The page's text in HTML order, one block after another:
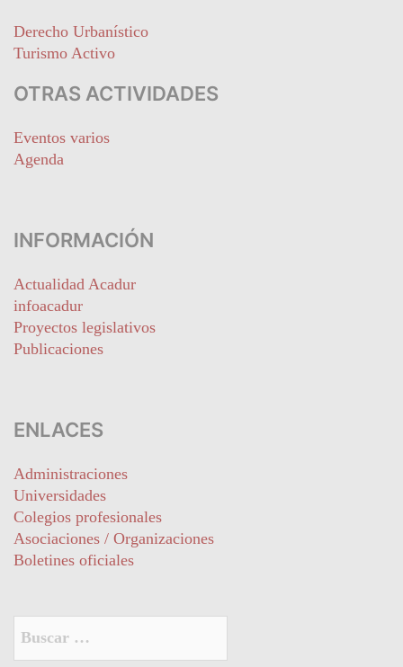
Derecho Urbanístico
Turismo Activo
OTRAS ACTIVIDADES
Eventos varios
Agenda
INFORMACIÓN
Actualidad Acadur
infoacadur
Proyectos legislativos
Publicaciones
ENLACES
Administraciones
Universidades
Colegios profesionales
Asociaciones / Organizaciones
Boletines oficiales